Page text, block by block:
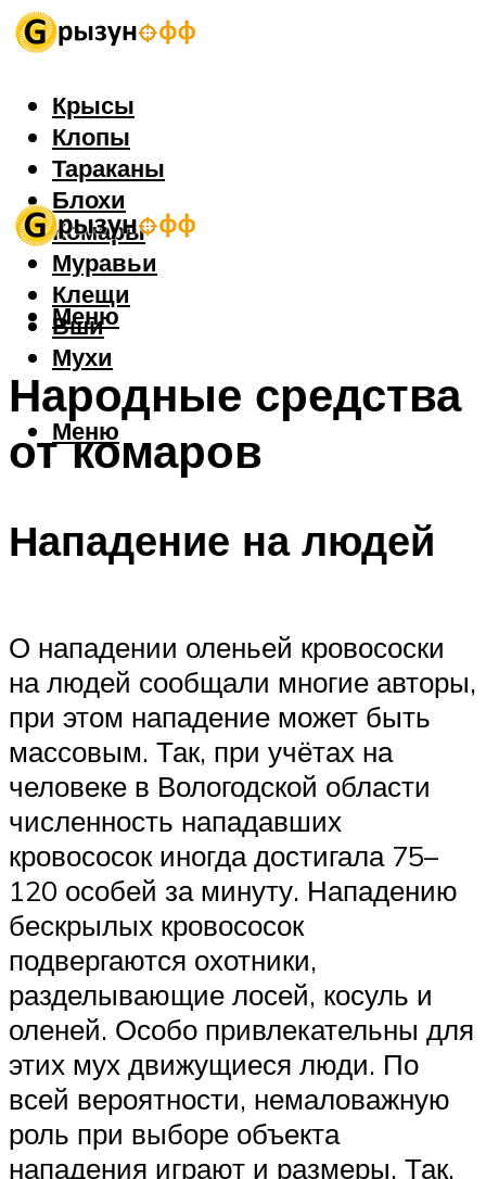
Крысы
Клопы
Тараканы
Блохи
Комары
Муравьи
Клещи
Вши
Мухи
Меню
Меню
Народные средства
от комаров
Нападение на людей
О нападении оленьей кровососки
на людей сообщали многие авторы,
при этом нападение может быть
массовым. Так, при учётах на
человеке в Вологодской области
численность нападавших
кровососок иногда достигала 75–
120 особей за минуту. Нападению
бескрылых кровососок
подвергаются охотники,
разделывающие лосей, косуль и
оленей. Особо привлекательны для
этих мух движущиеся люди. По
всей вероятности, немаловажную
роль при выборе объекта
нападения играют и размеры. Так,